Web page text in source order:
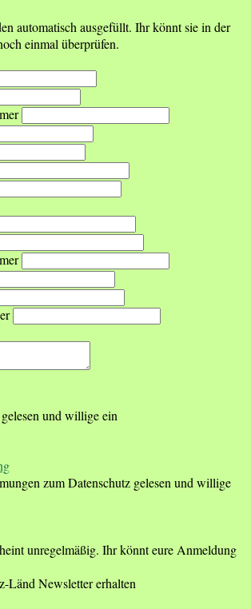
automatisch ausgefüllt. Ihr könnt sie in der
einmal überprüfen.
und willige ein
zum Datenschutz gelesen und willige
unregelmäßig. Ihr könnt eure Anmeldung
Länd Newsletter erhalten